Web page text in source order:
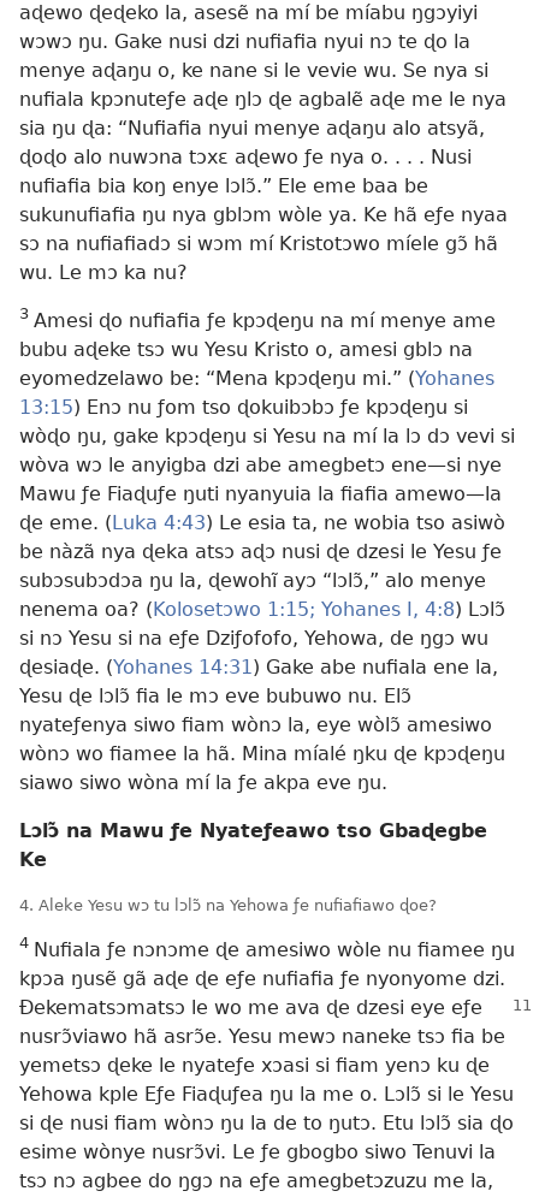
aɖewo ɖeɖeko la, asesẽ na mí be míabu ŋgɔyiyi
wɔwɔ ŋu. Gake nusi dzi nufiafia nyui nɔ te ɖo la
menye aɖaŋu o, ke nane si le vevie wu. Se nya si
nufiala kpɔnuteƒe aɖe ŋlɔ ɖe agbalẽ aɖe me le nya
sia ŋu ɖa: “Nufiafia nyui menye aɖaŋu alo atsyã,
ɖoɖo alo nuwɔna tɔxɛ aɖewo ƒe nya o. . . . Nusi
nufiafia bia koŋ enye lɔlɔ̃.” Ele eme baa be
sukunufiafia ŋu nya gblɔm wòle ya. Ke hã eƒe nyaa
sɔ na nufiafiadɔ si wɔm mí Kristotɔwo míele gɔ̃ hã
wu. Le mɔ ka nu?
3 Amesi ɖo nufiafia ƒe kpɔɖeŋu na mí menye ame
bubu aɖeke tsɔ wu Yesu Kristo o, amesi gblɔ na
eyomedzelawo be: “Mena kpɔɖeŋu mi.” (Yohanes
13:15) Enɔ nu ƒom tso ɖokuibɔbɔ ƒe kpɔɖeŋu si
wòɖo ŋu, gake kpɔɖeŋu si Yesu na mí la lɔ dɔ vevi si
wòva wɔ le anyigba dzi abe amegbetɔ ene—si nye
Mawu ƒe Fiaɖuƒe ŋuti nyanyuia la fiafia amewo—la
ɖe eme. (Luka 4:43) Le esia ta, ne wobia tso asiwò
be nàzã nya ɖeka atsɔ aɖɔ nusi ɖe dzesi le Yesu ƒe
subɔsubɔdɔa ŋu la, ɖewohĩ ayɔ “lɔlɔ̃,” alo menye
nenema oa? (Kolosetɔwo 1:15; Yohanes I, 4:8) Lɔlɔ̃
si nɔ Yesu si na eƒe Dziƒofofo, Yehowa, de ŋgɔ wu
ɖesiaɖe. (Yohanes 14:31) Gake abe nufiala ene la,
Yesu ɖe lɔlɔ̃ fia le mɔ eve bubuwo nu. Elɔ̃
nyateƒenya siwo fiam wònɔ la, eye wòlɔ̃ amesiwo
wònɔ wo fiamee la hã. Mina míalé ŋku ɖe kpɔɖeŋu
siawo siwo wòna mí la ƒe akpa eve ŋu.
Lɔlɔ̃ na Mawu ƒe Nyateƒeawo tso Gbaɖegbe
Ke
4. Aleke Yesu wɔ tu lɔlɔ̃ na Yehowa ƒe nufiafiawo ɖoe?
4 Nufiala ƒe nɔnɔme ɖe amesiwo wòle nu fiamee ŋu
kpɔa ŋusẽ gã aɖe ɖe eƒe nufiafia ƒe nyonyome dzi.
Ðekematsɔmatsɔ le wo me ava ɖe dzesi eye eƒe
nusrɔ̃viawo hã asrɔ̃e. Yesu mewɔ naneke tsɔ fia be
yemetsɔ ɖeke le nyateƒe xɔasi si fiam yenɔ ku ɖe
Yehowa kple Eƒe Fiaɖuƒea ŋu la me o. Lɔlɔ̃ si le Yesu
si ɖe nusi fiam wònɔ ŋu la de to ŋutɔ. Etu lɔlɔ̃ sia ɖo
esime wònye nusrɔ̃vi. Le ƒe gbogbo siwo Tenuvi la
tsɔ nɔ agbee do ŋgɔ na eƒe amegbetɔzuzu me la,